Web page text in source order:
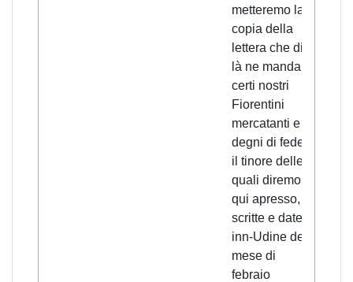
metteremo la
copia della
lettera che di
là ne mandaro
certi nostri
Fiorentini
mercatanti e
degni di fede,
il tinore delle
quali diremo
qui apresso,
scritte e date
inn-Udine del
mese di
febraio